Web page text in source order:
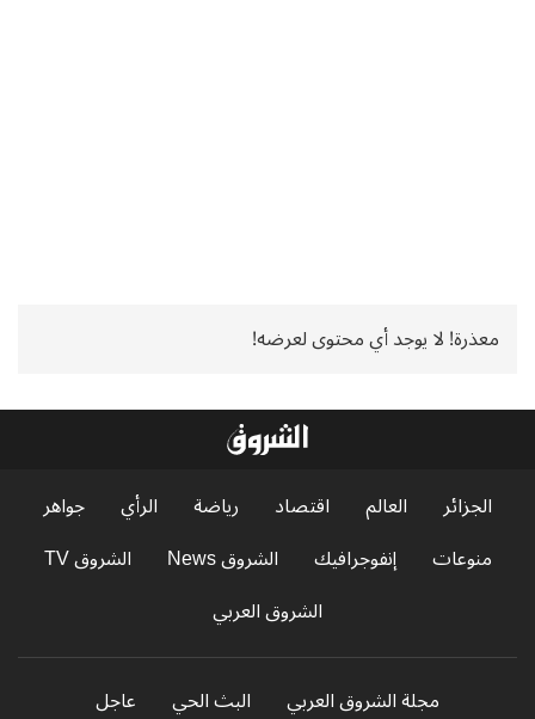
معذرة! لا يوجد أي محتوى لعرضه!
الجزائر العالم اقتصاد رياضة الرأي
جواهر
منوعات
إنفوجرافيك الشروق News
الشروق TV
الشروق العربي
مجلة الشروق العربي البث الحي عاجل